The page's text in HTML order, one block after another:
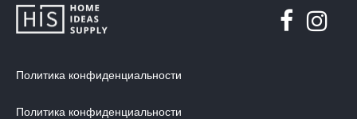
МЯГКАЯ МЕБЕЛЬ
ДИЗАЙНЕРСКИЕ СТОЛЫ
Политика конфиденциальности
Политика конфиденциальности